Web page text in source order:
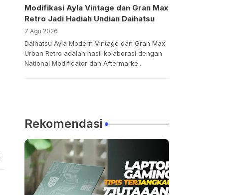
Modifikasi Ayla Vintage dan Gran Max
Retro Jadi Hadiah Undian Daihatsu
7 Agu 2026
Daihatsu Ayla Modern Vintage dan Gran Max
Urban Retro adalah hasil kolaborasi dengan
National Modificator dan Aftermarke...
Rekomendasi